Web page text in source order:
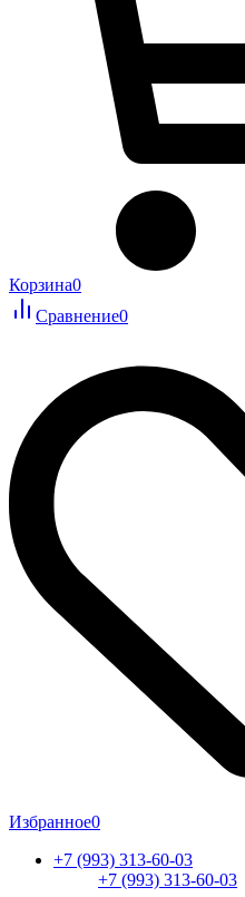
Корзина0
Сравнение0
Избранное0
+7 (993) 313-60-03
+7 (993) 313-60-03